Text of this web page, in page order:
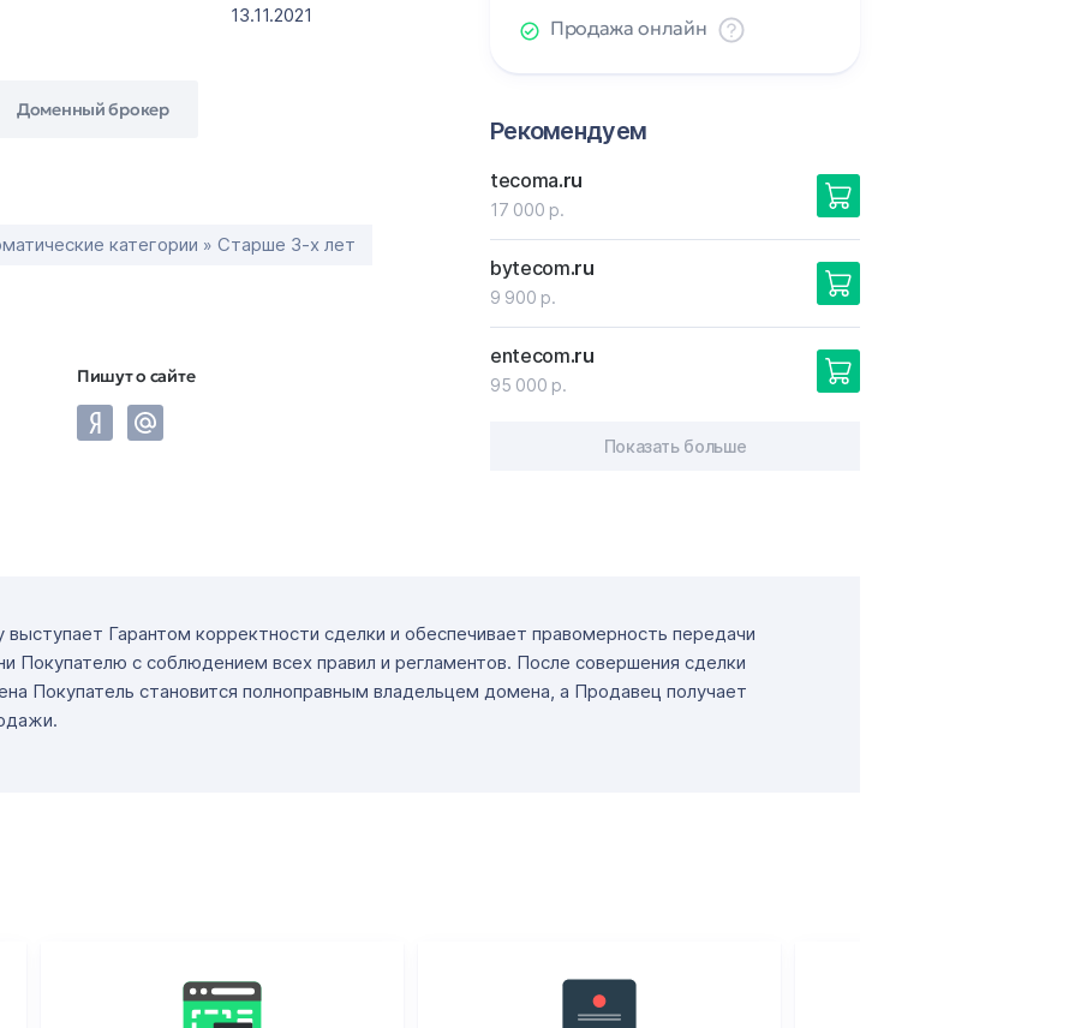
13.11.2021
Доменный брокер
категории » Старше 3-х лет
Пишут о сайте
Продажа онлайн
Рекомендуем
tecoma.ru
17 000 р.
bytecom.ru
9 900 р.
entecom.ru
95 000 р.
Показать больше
выступает Гарантом корректности сделки и обеспечивает правомерность передачи
Покупателю с соблюдением всех правил и регламентов. После совершения сделки
Покупатель становится полноправным владельцем домена, а Продавец получает